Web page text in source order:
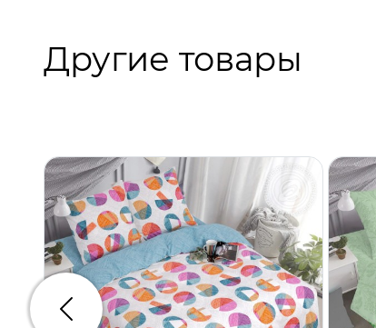
Другие товары
Предыдущий